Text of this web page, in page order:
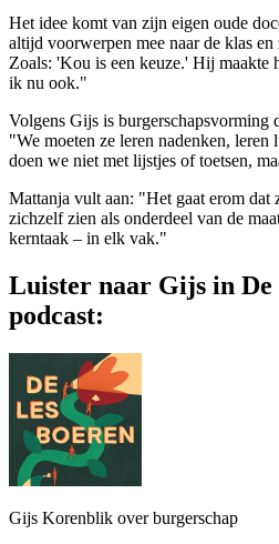
Het idee komt van zijn eigen oude
altijd voorwerpen mee naar de klas
Zoals: 'Kou is een keuze.' Hij maakte
ik nu ook."
Volgens Gijs is burgerschapsvorming
"We moeten ze leren nadenken, leren
doen we niet met lijstjes of toetsen,
Mattanja vult aan: "Het gaat erom
zichzelf zien als onderdeel van de
kerntaak – in elk vak."
Luister naar Gijs in De
podcast:
Gijs Korenblik over burgerschap